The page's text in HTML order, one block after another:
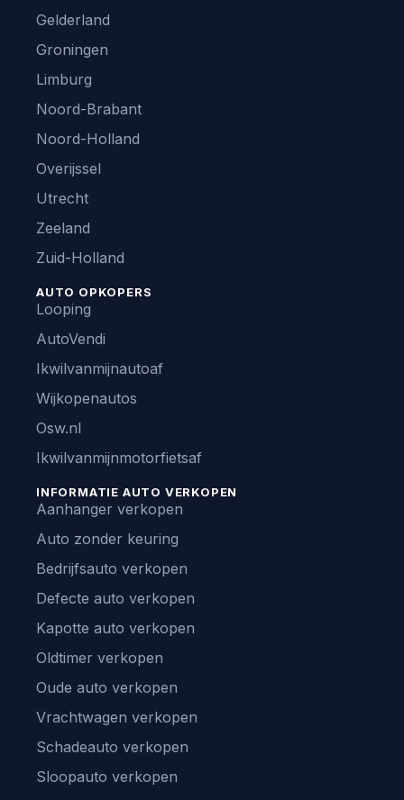
Gelderland
Groningen
Limburg
Noord-Brabant
Noord-Holland
Overijssel
Utrecht
Zeeland
Zuid-Holland
AUTO OPKOPERS
Looping
AutoVendi
Ikwilvanmijnautoaf
Wijkopenautos
Osw.nl
Ikwilvanmijnmotorfietsaf
INFORMATIE AUTO VERKOPEN
Aanhanger verkopen
Auto zonder keuring
Bedrijfsauto verkopen
Defecte auto verkopen
Kapotte auto verkopen
Oldtimer verkopen
Oude auto verkopen
Vrachtwagen verkopen
Schadeauto verkopen
Sloopauto verkopen